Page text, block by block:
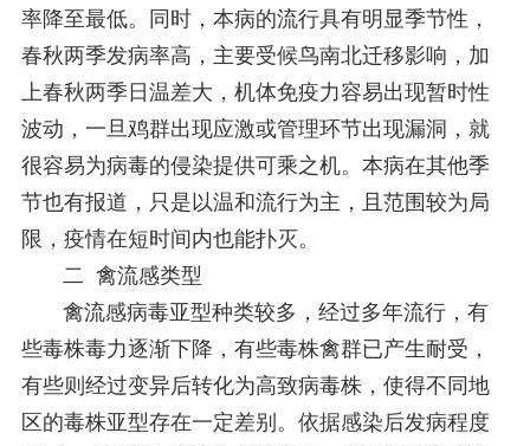
率降至最低。同时，本病的流行具有明显季节性，
春秋两季发病率高，主要受候鸟南北迁移影响，加
上春秋两季日温差大，机体免疫力容易出现暂时性
波动，一旦鸡群出现应激或管理环节出现漏洞，就
很容易为病毒的侵染提供可乘之机。本病在其他季
节也有报道，只是以温和流行为主，且范围较为局
限，疫情在短时间内也能扑灭。
二 禽流感类型
禽流感病毒亚型种类较多，经过多年流行，有
些毒株毒力逐渐下降，有些毒株禽群已产生耐受，
有些则经过变异后转化为高致病毒株，使得不同地
区的毒株亚型存在一定差别。依据感染后发病程度